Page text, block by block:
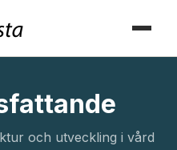
och utveckling i vård